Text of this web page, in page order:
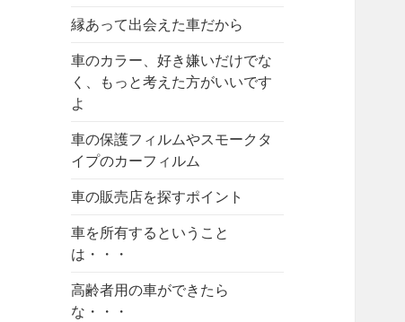
縁あって出会えた車だから
車のカラー、好き嫌いだけでな
く、もっと考えた方がいいです
よ
車の保護フィルムやスモークタ
イプのカーフィルム
車の販売店を探すポイント
車を所有するということ
は・・・
高齢者用の車ができたら
な・・・